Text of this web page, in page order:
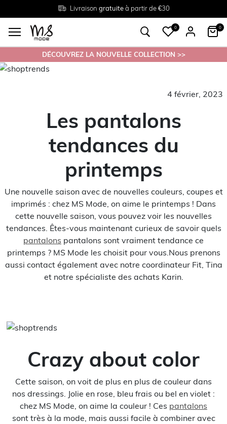
Livraison gratuiteà partir de €30
Tailles du38 au 54
Retourgratuit en magasin
0 0
DÉCOUVREZ LA NOUVELLE COLLECTION >>
4 février, 2023
Les pantalons
tendances du
printemps
Une nouvelle saison avec de nouvelles couleurs, coupes et
imprimés : chez MS Mode, on aime le printemps ! Dans
cette nouvelle saison, vous pouvez voir les nouvelles
tendances. Êtes-vous maintenant curieux de savoir quels
pantalons pantalons sont vraiment tendance ce
printemps ? MS Mode les choisit pour vous.Nous prenons
aussi contact également avec notre coordinateur Fit, Tina
et notre spécialiste des achats Karin.
Crazy about color
Cette saison, on voit de plus en plus de couleur dans
nos dressings. Jolie en rose, bleu frais ou bel en violet :
chez MS Mode, on aime la couleur ! Ces pantalons
sont très à la mode, mais aussi facile à combiner avec